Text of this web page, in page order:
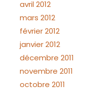
avril 2012
mars 2012
février 2012
janvier 2012
décembre 2011
novembre 2011
octobre 2011